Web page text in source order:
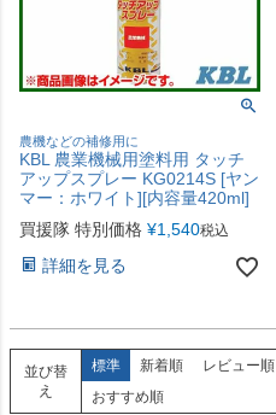
農機などの補修用に
KBL 農業機械用塗料用 タッチ
アップスプレー KG0214S [ヤン
マー：ホワイト][内容量420ml]
買援隊 特別価格 ¥1,540税込
詳細を見る
並び替
え
標準 新着順 レビュー順
おすすめ順